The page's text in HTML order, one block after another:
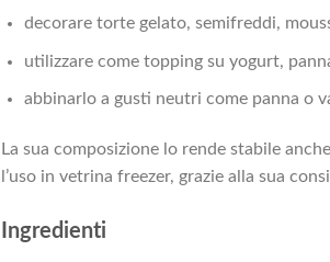
decorare torte gelato, semifreddi,
utilizzare come topping su yogurt,
abbinarlo a gusti neutri come panna o
La sua composizione lo rende stabile
l’uso in vetrina freezer, grazie alla sua
Ingredienti